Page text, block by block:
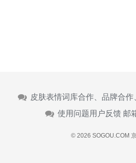
皮肤表情词库合作、品牌合
使用问题用户反馈 邮
© 2026 SOGOU.COM